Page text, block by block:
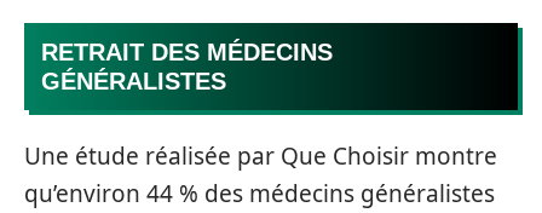
RETRAIT DES MÉDECINS
GÉNÉRALISTES
Une étude réalisée par Que Choisir montre
qu’environ 44 % des médecins généralistes